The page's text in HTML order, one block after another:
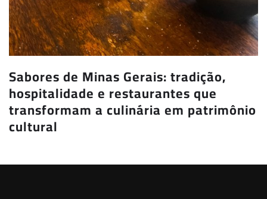
Sabores de Minas Gerais: tradição,
hospitalidade e restaurantes que
transformam a culinária em patrimônio
cultural